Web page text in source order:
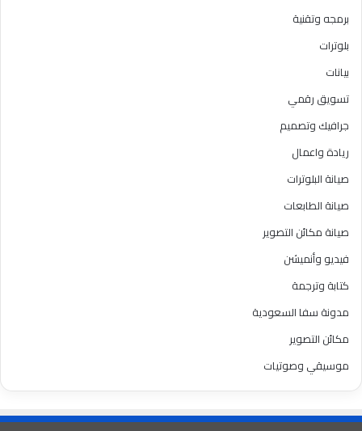
برمجه وتقنية
بلوترات
بيانات
تسويق رقمي
جرافيك وتصميم
ريادة واعمال
صيانة البلوترات
صيانة الطابعات
صيانة مكائن التصوير
فيديو وأنميشن
كتابة وترجمة
مدونة سفا السعودية
مكائن التصوير
موسيقي وصوتيات